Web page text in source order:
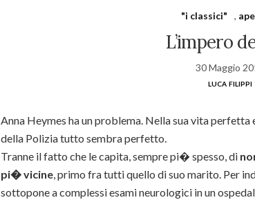
"i classici" ,
L’impero
30 Maggio
luca filippi
Anna Heymes ha un problema. Nella sua vita
della Polizia tutto sembra perfetto.
Tranne il fatto che le capita, sempre pi� spesso, di
pi� vicine, primo fra tutti quello di suo marito. Per
sottopone a complessi esami neurologici in un